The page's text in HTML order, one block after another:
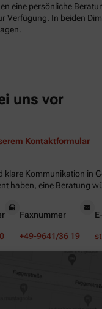
eine persönliche
Verfügung. In beiden
uns vor
Kontaktformular
Kommunikation in
haben, eine Beratung
Faxnummer
+49-9641/36 19